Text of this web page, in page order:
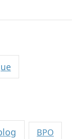
BPO